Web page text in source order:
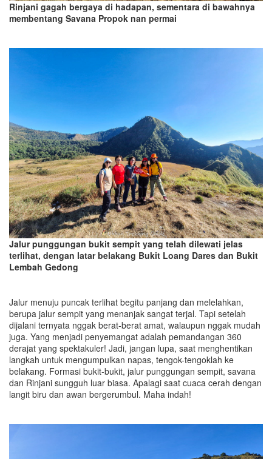
Rinjani gagah bergaya di hadapan, sementara di bawahnya
membentang Savana Propok nan permai
Jalur punggungan bukit sempit yang telah dilewati jelas
terlihat, dengan latar belakang Bukit Loang Dares dan Bukit
Lembah Gedong
Jalur menuju puncak terlihat begitu panjang dan melelahkan,
berupa jalur sempit yang menanjak sangat terjal. Tapi setelah
dijalani ternyata nggak berat-berat amat, walaupun nggak mudah
juga. Yang menjadi penyemangat adalah pemandangan 360
derajat yang spektakuler! Jadi, jangan lupa, saat menghentikan
langkah untuk mengumpulkan napas, tengok-tengoklah ke
belakang. Formasi bukit-bukit, jalur punggungan sempit, savana
dan Rinjani sungguh luar biasa. Apalagi saat cuaca cerah dengan
langit biru dan awan bergerumbul. Maha indah!